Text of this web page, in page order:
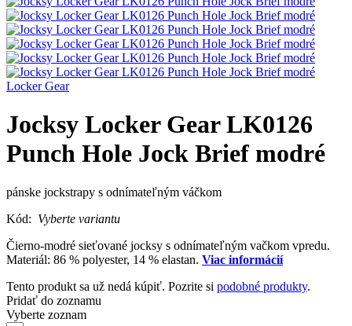
Locker Gear
Jocksy Locker Gear LK0126
Punch Hole Jock Brief modré
pánske jockstrapy s odnímateľným váčkom
Kód: Vyberte variantu
Čierno-modré sieťované jocksy s odnímateľným vačkom vpredu.
Materiál: 86 % polyester, 14 % elastan. Viac informácií
Tento produkt sa už nedá kúpiť. Pozrite si podobné produkty.
Pridať do zoznamu
Vyberte zoznam